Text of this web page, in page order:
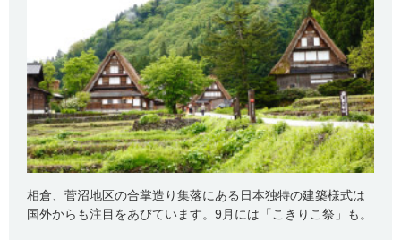
相倉、菅沼地区の合掌造り集落にある日本独特の建築様式は
国外からも注目をあびています。9月には「こきりこ祭」も。